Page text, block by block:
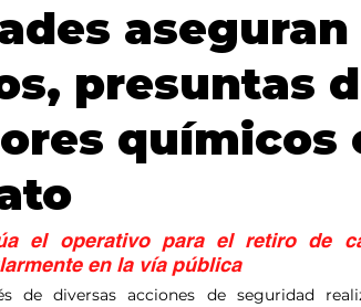
presuntas
químicos
el operativo para el retiro de
en la vía pública
de diversas acciones de seguridad